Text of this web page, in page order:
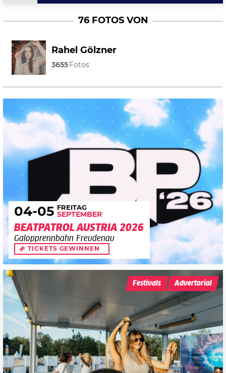
76 FOTOS VON
Rahel Gölzner
3655 Fotos
04-05 FREITAG
SEPTEMBER
BEATPATROL AUSTRIA 2026
Galopprennbahn Freudenau
TICKETS GEWINNEN
Festivals Advertorial